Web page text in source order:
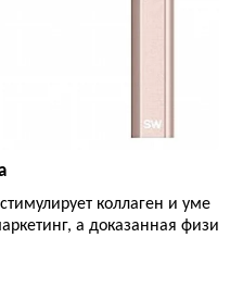
коллаген и уме
а доказанная физи